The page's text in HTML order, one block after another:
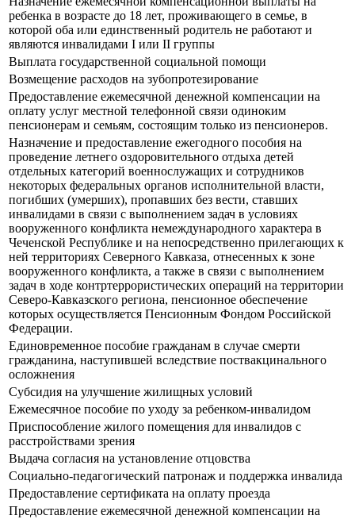
ребенка в возрасте до 18 лет, проживающего в семье, в
которой оба или единственный родитель не работают и
являются инвалидами I или II группы
Выплата государственной социальной помощи
Возмещение расходов на зубопротезирование
Предоставление ежемесячной денежной компенсации на
оплату услуг местной телефонной связи одиноким
пенсионерам и семьям, состоящим только из пенсионеров.
Назначение и предоставление ежегодного пособия на
проведение летнего оздоровительного отдыха детей
отдельных категорий военнослужащих и сотрудников
некоторых федеральных органов исполнительной власти,
погибших (умерших), пропавших без вести, ставших
инвалидами в связи с выполнением задач в условиях
вооруженного конфликта немеждународного характера в
Чеченской Республике и на непосредственно прилегающих к
ней территориях Северного Кавказа, отнесенных к зоне
вооруженного конфликта, а также в связи с выполнением
задач в ходе контртеррористических операций на территории
Северо-Кавказского региона, пенсионное обеспечение
которых осуществляется Пенсионным Фондом Российской
Федерации.
Единовременное пособие гражданам в случае смерти
гражданина, наступившей вследствие поствакцинального
осложнения
Субсидия на улучшение жилищных условий
Ежемесячное пособие по уходу за ребенком-инвалидом
Приспособление жилого помещения для инвалидов с
расстройствами зрения
Выдача согласия на установление отцовства
Социально-педагогический патронаж и поддержка инвалида
Предоставление сертификата на оплату проезда
Предоставление ежемесячной денежной компенсации на